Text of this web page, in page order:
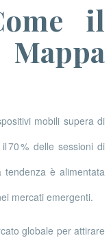
il
mobili supera di
70 % delle sessioni di
tendenza è alimentata
mercati emergenti.
globale per attirare